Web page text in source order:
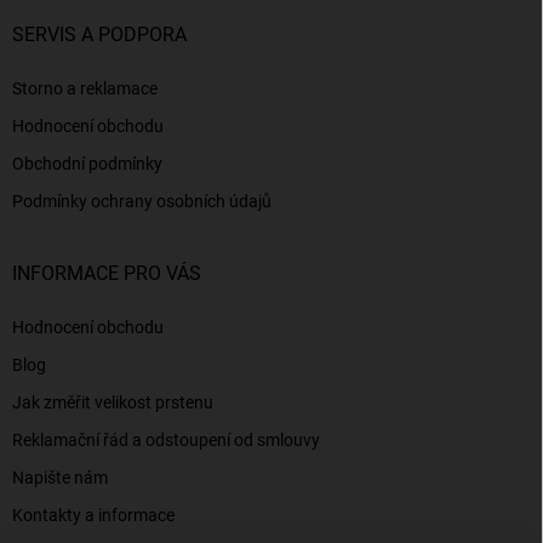
SERVIS A PODPORA
Storno a reklamace
Hodnocení obchodu
Obchodní podmínky
Podmínky ochrany osobních údajů
INFORMACE PRO VÁS
Hodnocení obchodu
Blog
Jak změřit velikost prstenu
Reklamační řád a odstoupení od smlouvy
Napište nám
Kontakty a informace